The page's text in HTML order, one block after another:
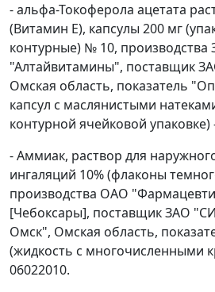
- альфа-Токоферола ацетата
(Витамин Е), капсулы 200 мг
контурные) № 10, производства
"Алтайвитамины", поставщик
Омская область, показатель
капсул с маслянистыми
контурной ячейковой упаковке)
- Аммиак, раствор для
ингаляций 10% (флаконы
производства ОАО
[Чебоксары], поставщик ЗАО
Омск", Омская область,
(жидкость с многочисленными
06022010.